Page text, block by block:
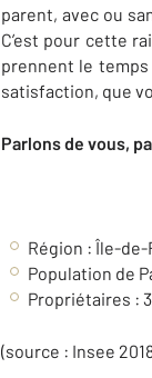
parent, avec ou
C’est pour cette
prennent le
satisfaction, que
Parlons de vous,
Région : Île-de-
Population de
Propriétaires :
(source : Insee